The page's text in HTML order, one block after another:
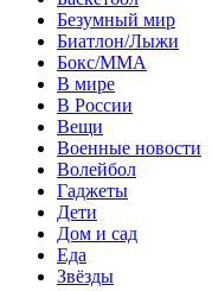
Безумный мир
Биатлон/Лыжи
Бокс/MMA
В мире
В России
Вещи
Военные новости
Волейбол
Гаджеты
Дети
Дом и сад
Еда
Звёзды